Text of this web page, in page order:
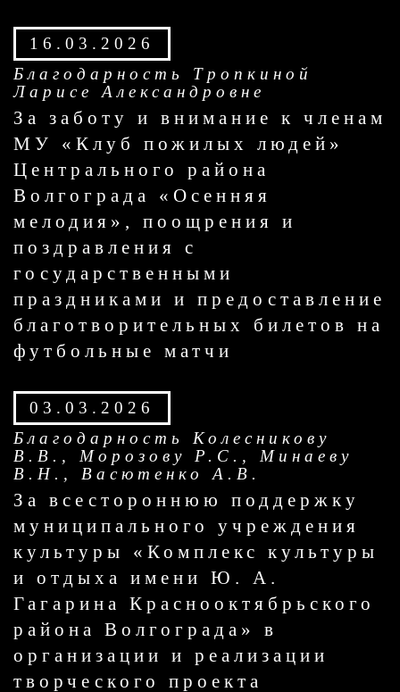
16.03.2026
Благодарность Тропкиной
Ларисе Александровне
За заботу и внимание к членам
МУ «Клуб пожилых людей»
Центрального района
Волгограда «Осенняя
мелодия», поощрения и
поздравления с
государственными
праздниками и предоставление
благотворительных билетов на
футбольные матчи
03.03.2026
Благодарность Колесникову
В.В., Морозову Р.С., Минаеву
В.Н., Васютенко А.В.
За всестороннюю поддержку
муниципального учреждения
культуры «Комплекс культуры
и отдыха имени Ю. А.
Гагарина Краснооктябрьского
района Волгограда» в
организации и реализации
творческого проекта